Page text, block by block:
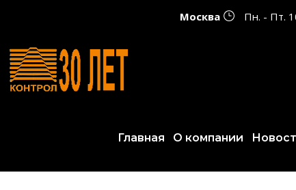
Москва Пн. - Пт.
Главная О компании